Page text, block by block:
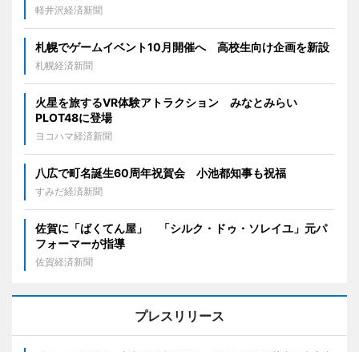
軽井沢経済新聞
札幌でゲームイベント10月開催へ 高校生向け企画を新設
札幌経済新聞
火星を旅するVR体験アトラクション みなとみらい
PLOT48に登場
ヨコハマ経済新聞
八広で町名誕生60周年祝賀会 小池都知事も祝福
すみだ経済新聞
佐賀に「ばくてん屋」 「シルク・ドゥ・ソレイユ」元パ
フォーマーが指導
佐賀経済新聞
プレスリリース